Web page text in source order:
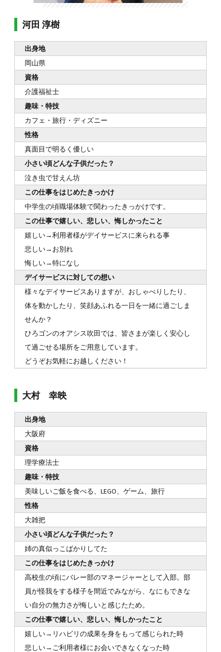
河田 淳樹
出身地
岡山県
資格
介護福祉士
趣味・特技
カフェ・旅行・ディズニー
性格
真面目で明るく優しい
小さい頃どんな子供だった？
泣き虫で甘えん坊
この仕事をはじめたきっかけ
中学生の頃職場体験で関わったきっかけです。
この仕事で嬉しい、悲しい、悔しかったこと
嬉しい→利用者様がデイサービスに来られる事
悲しい→お別れ
悔しい→特になし
デイサービスに対しての想い
様々なデイサービスありますが、おしゃべりしたり、
体を動かしたり、笑顔あふれる一日を一緒に過ごしま
せんか？
ひろゴンのオアシス吹田では、皆さまが楽しく安心し
て過ごせる場所をご用意しています。
どうぞお気軽にお越しください！
大村 幸映
出身地
大阪府
資格
理学療法士
趣味・特技
美味しいご飯を食べる、LEGO、ゲーム、旅行
性格
大雑把
小さい頃どんな子供だった？
姉の真似っこばかりしてた
この仕事をはじめたきっかけ
高校生の頃にバレー部のマネージャーとして入部。部
員が怪我をする様子を間近でみながら、なにもできな
い自分の無力さが悔しいと感じたため。
この仕事で嬉しい、悲しい、悔しかったこと
嬉しい→リハビリの成果を身をもって感じられた時
悲しい→ご利用者様にお会いできなくなった時